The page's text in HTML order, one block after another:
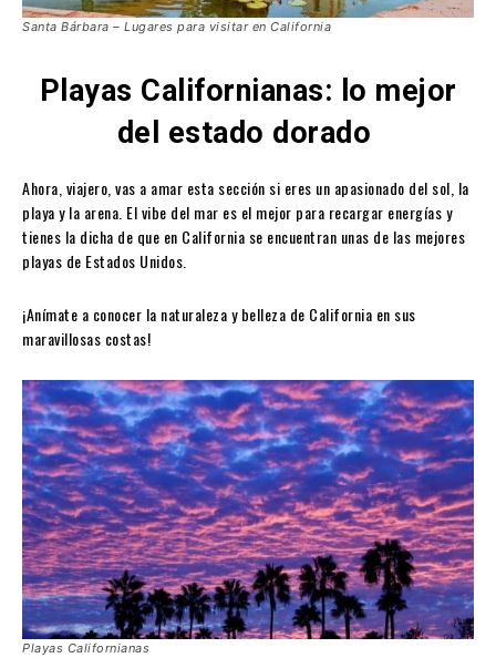
Santa Bárbara – Lugares para visitar en California
Playas Californianas: lo mejor
del estado dorado
Ahora, viajero, vas a amar esta sección si eres un apasionado del sol, la
playa y la arena. El vibe del mar es el mejor para recargar energías y
tienes la dicha de que en California se encuentran unas de las mejores
playas de Estados Unidos.
¡Anímate a conocer la naturaleza y belleza de California en sus
maravillosas costas!
Playas Californianas